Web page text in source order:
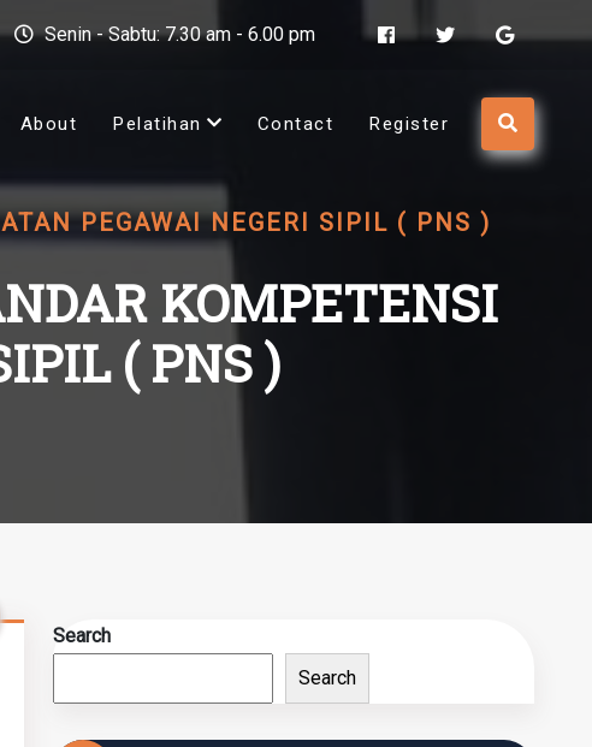
Senin - Sabtu: 7.30 am - 6.00 pm
About Pelatihan Contact Register
PEGAWAI NEGERI SIPIL ( PNS )
KOMPETENSI
( PNS )
Search
Search